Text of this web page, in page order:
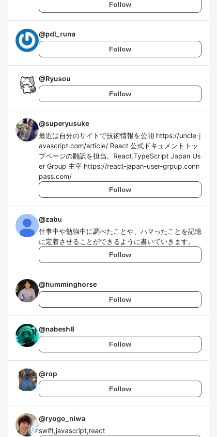
Follow
@pdl_runa
Follow
@Ryusou
Follow
@superyusuke
最近は自分のサイトで技術情報を公開 https://uncle-j
avascript.com/article/ React 公式ドキュメントトッ
プページの翻訳を担当。React.TypeScript Japan Us
er Group 主宰 https://react-japan-user-grpup.conn
pass.com/
Follow
@zabu
仕事中や勉強中に調べたことや、ハマったことを記憶
に定着させることができるように書いていきます。
Follow
@humminghorse
Follow
@nabesh8
Follow
@rop
Follow
@ryogo_niwa
swift,javascript,react